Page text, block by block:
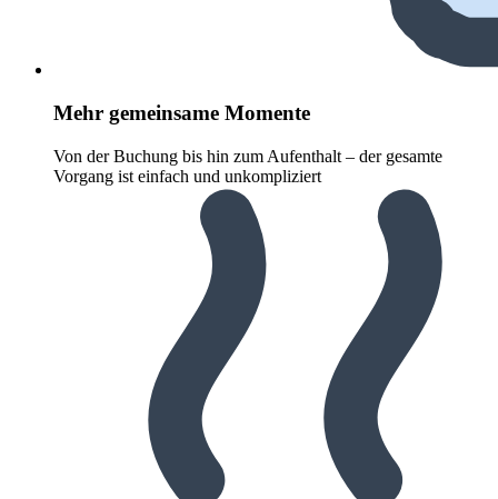
Mehr gemeinsame Momente
Von der Buchung bis hin zum Aufenthalt – der gesamte
Vorgang ist einfach und unkompliziert